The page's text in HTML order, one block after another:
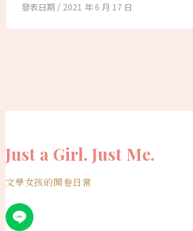
2021 年 6 月 17 日
Just a Girl. Just Me.
文學女孩的開卷日常